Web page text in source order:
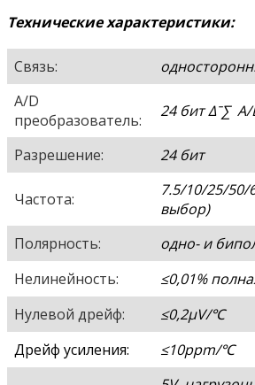
Технические характеристики:
Связь:
A/D
преобразователь:
24 бит Δˉ∑ A/
Разрешение: 24 бит
Частота:
7.5/10/25/50/
выбор)
Полярность:
одно- и
Нелинейность:
≤0,01%
Нулевой дрейф:
≤0,2μV/℃
Дрейф усиления:
≤10ppm/℃